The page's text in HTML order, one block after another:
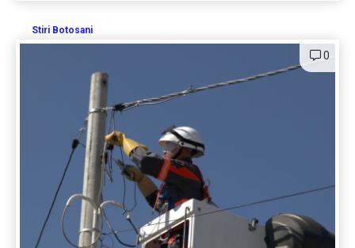
Stiri Botosani
0